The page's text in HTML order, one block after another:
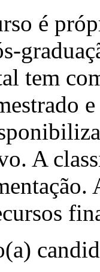
é
tem
A